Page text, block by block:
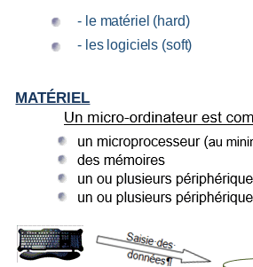
- le matériel (hard)
- les logiciels (soft)
MATÉRIEL